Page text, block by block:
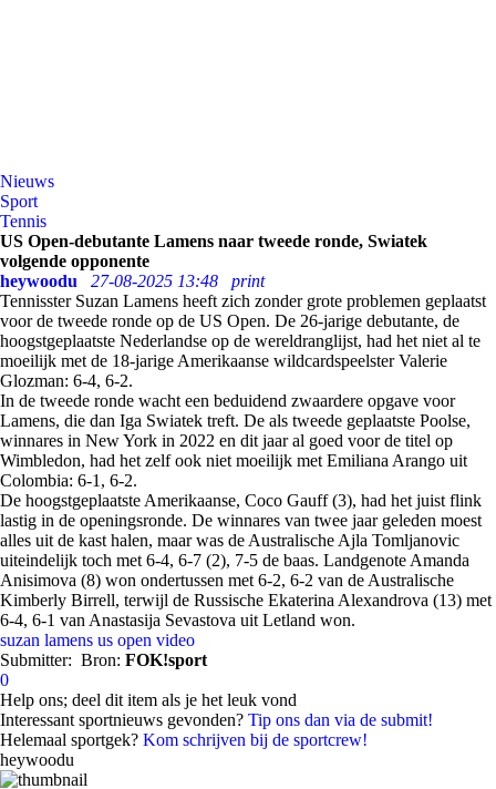
Nieuws
Sport
Tennis
US Open-debutante Lamens naar tweede ronde, Swiatek
volgende opponente
heywoodu
27-08-2025 13:48
print
Tennisster Suzan Lamens heeft zich zonder grote problemen geplaatst
voor de tweede ronde op de US Open. De 26-jarige debutante, de
hoogstgeplaatste Nederlandse op de wereldranglijst, had het niet al te
moeilijk met de 18-jarige Amerikaanse wildcardspeelster Valerie
Glozman: 6-4, 6-2.
In de tweede ronde wacht een beduidend zwaardere opgave voor
Lamens, die dan Iga Swiatek treft. De als tweede geplaatste Poolse,
winnares in New York in 2022 en dit jaar al goed voor de titel op
Wimbledon, had het zelf ook niet moeilijk met Emiliana Arango uit
Colombia: 6-1, 6-2.
De hoogstgeplaatste Amerikaanse, Coco Gauff (3), had het juist flink
lastig in de openingsronde. De winnares van twee jaar geleden moest
alles uit de kast halen, maar was de Australische Ajla Tomljanovic
uiteindelijk toch met 6-4, 6-7 (2), 7-5 de baas. Landgenote Amanda
Anisimova (8) won ondertussen met 6-2, 6-2 van de Australische
Kimberly Birrell, terwijl de Russische Ekaterina Alexandrova (13) met
6-4, 6-1 van Anastasija Sevastova uit Letland won.
suzan lamens us open video
Submitter: Bron: FOK!sport
0
Help ons; deel dit item als je het leuk vond
Interessant sportnieuws gevonden? Tip ons dan via de submit!
Helemaal sportgek? Kom schrijven bij de sportcrew!
heywoodu